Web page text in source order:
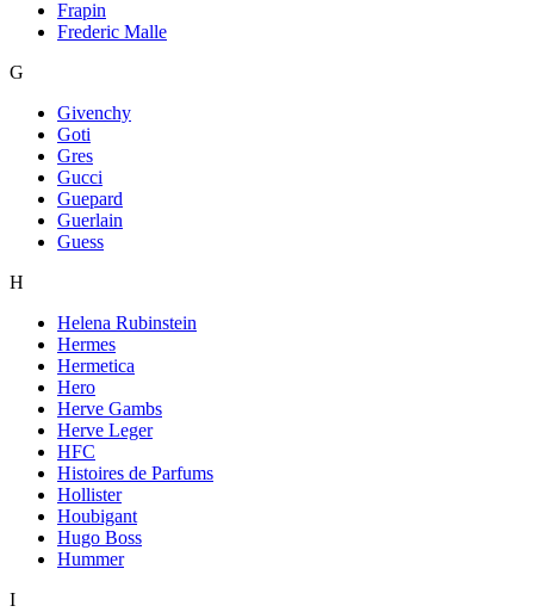
Frapin
Frederic Malle
G
Givenchy
Goti
Gres
Gucci
Guepard
Guerlain
Guess
H
Helena Rubinstein
Hermes
Hermetica
Hero
Herve Gambs
Herve Leger
HFC
Histoires de Parfums
Hollister
Houbigant
Hugo Boss
Hummer
I